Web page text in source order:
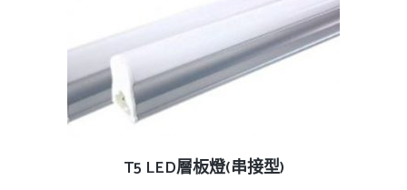
查看內容
T5 LED層板燈(串接型)